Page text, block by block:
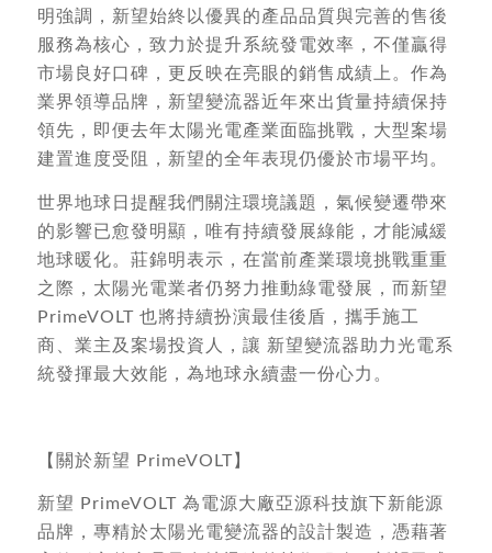
明強調，新望始終以優異的產品品質與完善的售後
服務為核心，致力於提升系統發電效率，不僅贏得
市場良好口碑，更反映在亮眼的銷售成績上。作為
業界領導品牌，新望變流器近年來出貨量持續保持
領先，即便去年太陽光電產業面臨挑戰，大型案場
建置進度受阻，新望的全年表現仍優於市場平均。
世界地球日提醒我們關注環境議題，氣候變遷帶來
的影響已愈發明顯，唯有持續發展綠能，才能減緩
地球暖化。莊錦明表示，在當前產業環境挑戰重重
之際，太陽光電業者仍努力推動綠電發展，而新望
PrimeVOLT 也將持續扮演最佳後盾，攜手施工
商、業主及案場投資人，讓 新望變流器助力光電系
統發揮最大效能，為地球永續盡一份心力。
【關於新望 PrimeVOLT】
新望 PrimeVOLT 為電源大廠亞源科技旗下新能源
品牌，專精於太陽光電變流器的設計製造，憑藉著